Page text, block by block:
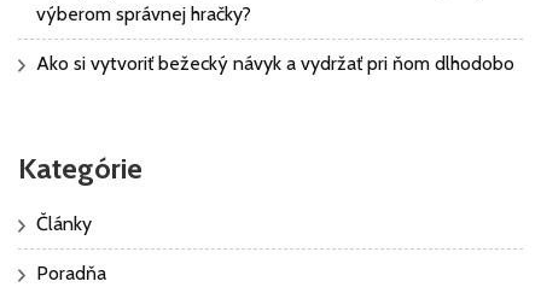
výberom správnej hračky?
Ako si vytvoriť bežecký návyk a vydržať pri ňom dlhodobo
Kategórie
Články
Poradňa